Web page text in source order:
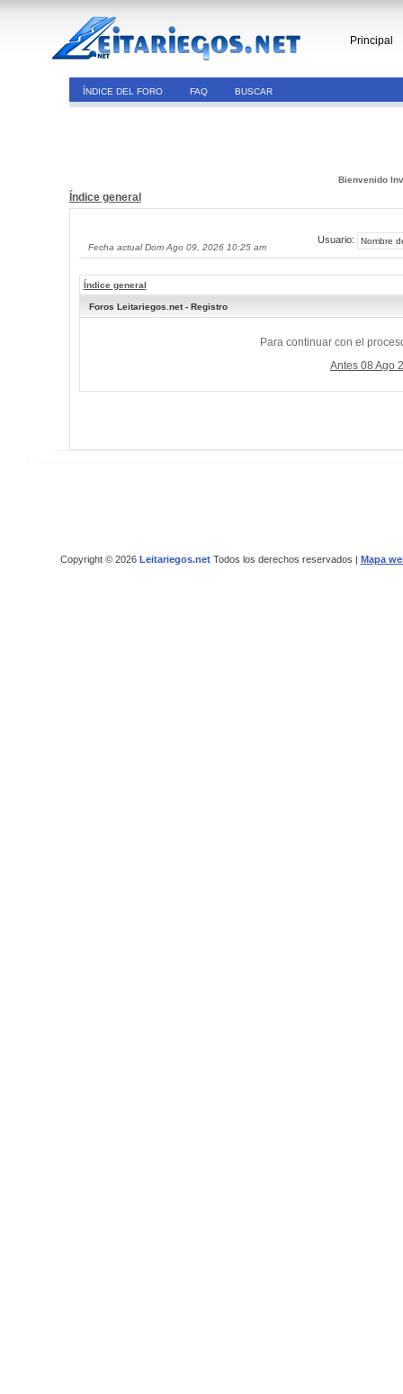
Principal
ÍNDICE DEL FORO FAQ BUSCAR
Bienvenido
Índice general
Fecha actual Dom Ago 09, 2026 10:25 am
Usuario:
Índice general
Foros Leitariegos.net - Registro
Para continuar con el
Antes 08 Ago
Copyright © 2026 Leitariegos.netTodos los derechos reservados | Mapa